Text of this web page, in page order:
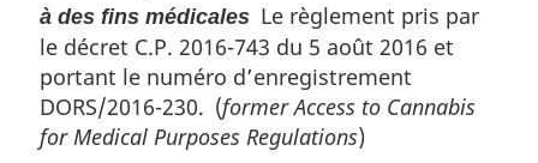
à des fins médicales Le règlement pris par
le décret C.P. 2016-743 du 5 août 2016 et
portant le numéro d’enregistrement
DORS/2016-230. (former Access to Cannabis
for Medical Purposes Regulations)